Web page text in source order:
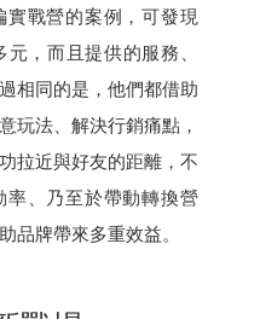
實戰營的案例，可發現
，而且提供的服務、
相同的是，他們都借助
玩法、解決行銷痛點，
拉近與好友的距離，不
率、乃至於帶動轉換營
品牌帶來多重效益。